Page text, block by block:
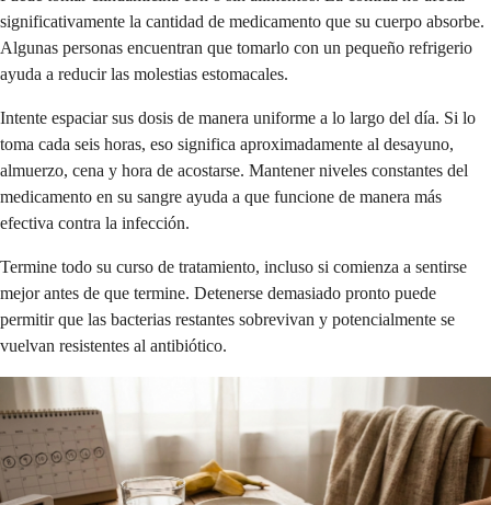
significativamente la cantidad de medicamento que su cuerpo absorbe.
Algunas personas encuentran que tomarlo con un pequeño refrigerio
ayuda a reducir las molestias estomacales.
Intente espaciar sus dosis de manera uniforme a lo largo del día. Si lo
toma cada seis horas, eso significa aproximadamente al desayuno,
almuerzo, cena y hora de acostarse. Mantener niveles constantes del
medicamento en su sangre ayuda a que funcione de manera más
efectiva contra la infección.
Termine todo su curso de tratamiento, incluso si comienza a sentirse
mejor antes de que termine. Detenerse demasiado pronto puede
permitir que las bacterias restantes sobrevivan y potencialmente se
vuelvan resistentes al antibiótico.